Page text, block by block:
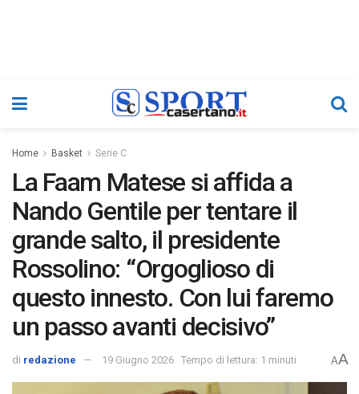
Home Basket Serie C
La Faam Matese si affida a
Nando Gentile per tentare il
grande salto, il presidente
Rossolino: “Orgoglioso di
questo innesto. Con lui faremo
un passo avanti decisivo”
di redazione 19 Giugno 2026 Tempo di lettura: 1 minuti AA